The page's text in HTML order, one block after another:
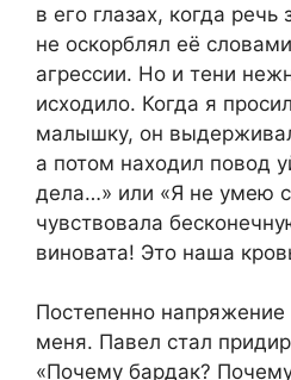
в его глазах, когда
не оскорблял её
агрессии. Но и тени
исходило. Когда я
малышку, он
а потом находил повод
дела…» или «Я не умею
чувствовала
виновата! Это наша
Постепенно напряжение
меня. Павел стал
«Почему бардак?